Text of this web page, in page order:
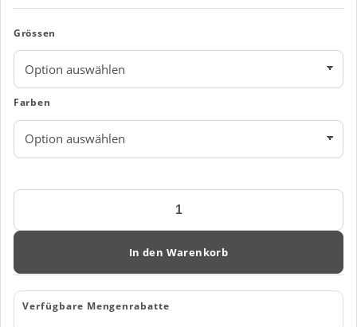
Grössen
Farben
MASCOT®
SAFE
Soft
Jacke
In den Warenkorb
Verfügbare Mengenrabatte